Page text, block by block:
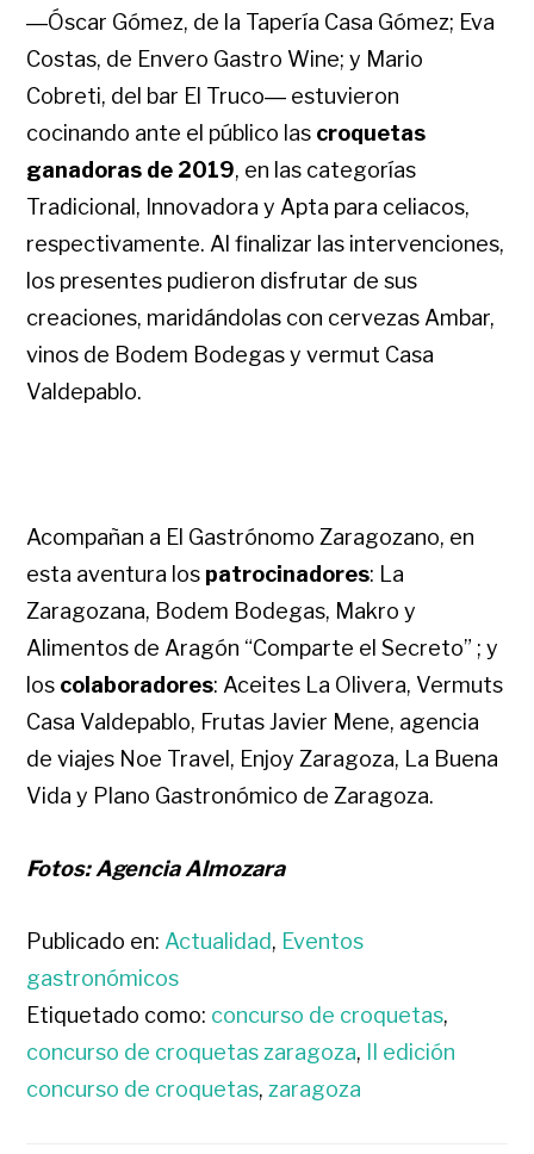
―Óscar Gómez, de la Tapería Casa Gómez; Eva
Costas, de Envero Gastro Wine; y Mario
Cobreti, del bar El Truco― estuvieron
cocinando ante el público las croquetas
ganadoras de 2019, en las categorías
Tradicional, Innovadora y Apta para celiacos,
respectivamente. Al finalizar las intervenciones,
los presentes pudieron disfrutar de sus
creaciones, maridándolas con cervezas Ambar,
vinos de Bodem Bodegas y vermut Casa
Valdepablo.
Acompañan a El Gastrónomo Zaragozano, en
esta aventura los patrocinadores: La
Zaragozana, Bodem Bodegas, Makro y
Alimentos de Aragón “Comparte el Secreto” ; y
los colaboradores: Aceites La Olivera, Vermuts
Casa Valdepablo, Frutas Javier Mene, agencia
de viajes Noe Travel, Enjoy Zaragoza, La Buena
Vida y Plano Gastronómico de Zaragoza.
Fotos: Agencia Almozara
Publicado en: Actualidad, Eventos
gastronómicos
Etiquetado como: concurso de croquetas,
concurso de croquetas zaragoza,
II edición
concurso de croquetas,zaragoza